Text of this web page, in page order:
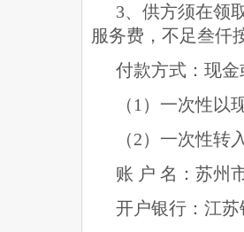
3、供方须在领
服务费，不足叁仟
付款方式：现金
（ 1）一次性以
（2）一次性转
账 户 名：苏州
开户银行：江